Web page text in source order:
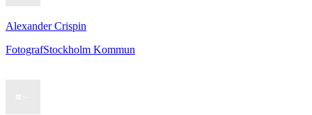
Alexander Crispin
FotografStockholm Kommun